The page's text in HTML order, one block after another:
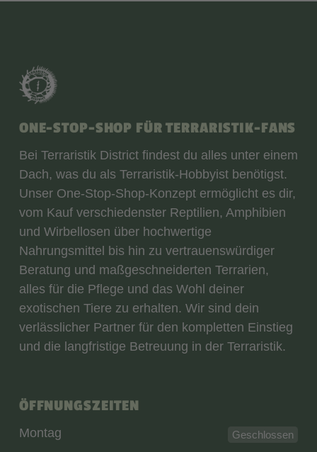
ONE-STOP-SHOP FÜR TERRARISTIK-FANS
Bei Terraristik District findest du alles unter einem
Dach, was du als Terraristik-Hobbyist benötigst.
Unser One-Stop-Shop-Konzept ermöglicht es dir,
vom Kauf verschiedenster Reptilien, Amphibien
und Wirbellosen über hochwertige
Nahrungsmittel bis hin zu vertrauenswürdiger
Beratung und maßgeschneiderten Terrarien,
alles für die Pflege und das Wohl deiner
exotischen Tiere zu erhalten. Wir sind dein
verlässlicher Partner für den kompletten Einstieg
und die langfristige Betreuung in der Terraristik.
ÖFFNUNGSZEITEN
Montag Geschlossen